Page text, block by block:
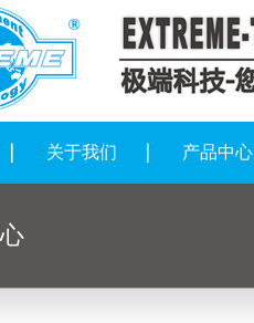
关于我们 产品中心